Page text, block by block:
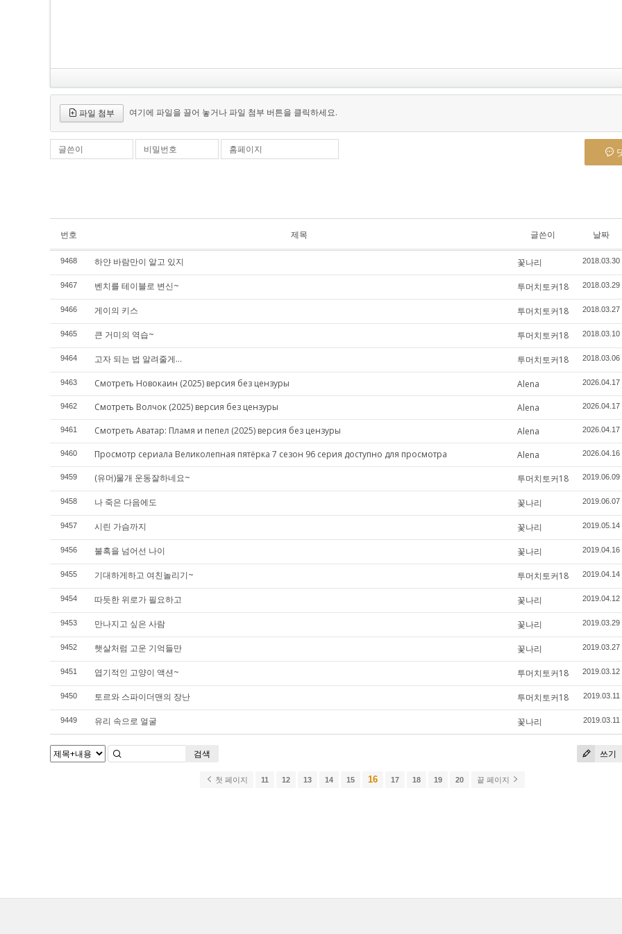
파일 첨부 여기에 파일을 끌어 놓거나 파일 첨부 버튼을 클릭하세요.
글쓴이 비밀번호 홈페이지
번호 제목 글쓴이 날짜
9468 하얀 바람만이 알고 있지 꽃나리 2018.03.30
9467 벤치를 테이블로 변신~ 투머치토커18 2018.03.29
9466 게이의 키스 투머치토커18 2018.03.27
9465 큰 거미의 역습~ 투머치토커18 2018.03.10
9464 고자 되는 법 알려줄게... 투머치토커18 2018.03.06
9463 Смотреть Новокаин (2025) версия без цензуры Alena 2026.04.17
9462 Смотреть Волчок (2025) версия без цензуры Alena 2026.04.17
9461 Смотреть Аватар: Пламя и пепел (2025) версия без цензуры Alena 2026.04.17
9460 Просмотр сериала Великолепная пятёрка 7 сезон 96 серия доступно для просмотра Alena 2026.04.16
9459 (유머)물개 운동잘하네요~ 투머치토커18 2019.06.09
9458 나 죽은 다음에도 꽃나리 2019.06.07
9457 시린 가슴까지 꽃나리 2019.05.14
9456 불혹을 넘어선 나이 꽃나리 2019.04.16
9455 기대하게하고 여친놀리기~ 투머치토커18 2019.04.14
9454 따듯한 위로가 필요하고 꽃나리 2019.04.12
9453 만나지고 싶은 사람 꽃나리 2019.03.29
9452 햇살처럼 고운 기억들만 꽃나리 2019.03.27
9451 엽기적인 고양이 액션~ 투머치토커18 2019.03.12
9450 토르와 스파이더맨의 장난 투머치토커18 2019.03.11
9449 유리 속으로 얼굴 꽃나리 2019.03.11
쓰기
검색
첫 페이지 11 12 13 14 15 16 17 18 19 20 끝 페이지